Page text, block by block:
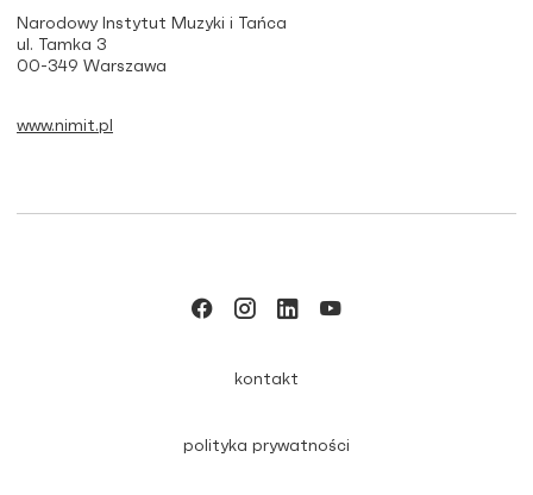
Narodowy Instytut Muzyki i Tańca
ul. Tamka 3
00-349 Warszawa
www.nimit.pl
kontakt
polityka prywatności